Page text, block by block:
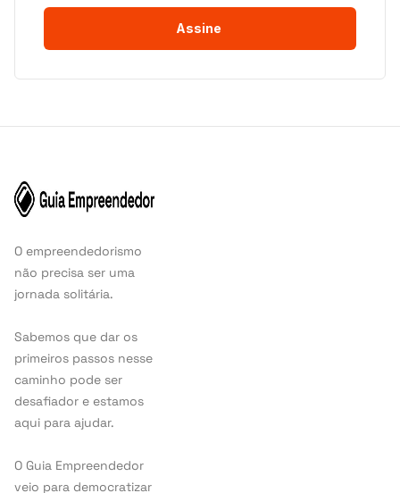
O empreendedorismo
não precisa ser uma
jornada solitária.
Sabemos que dar os
primeiros passos nesse
caminho pode ser
desafiador e estamos
aqui para ajudar.
O Guia Empreendedor
veio para democratizar